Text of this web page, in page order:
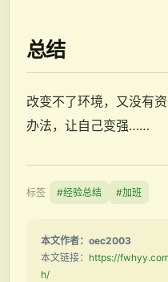
总结
改变不了环境，又没有
办法，让自己变强……
标签 #经验总结 #加班
本文作者：oec2003
本文链接： https://
h/